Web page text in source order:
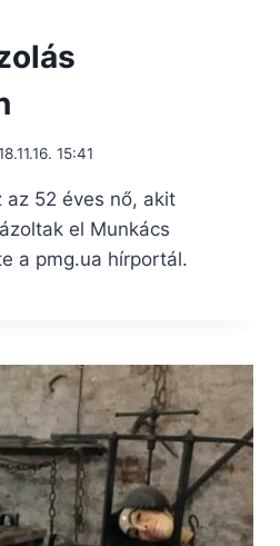
15:41
52 éves nő, akit
el Munkács
a pmg.ua hírportál.